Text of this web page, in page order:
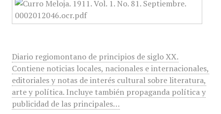
Diario regiomontano de principios de siglo XX.
Contiene noticias locales, nacionales e internacionales,
editoriales y notas de interés cultural sobre literatura,
arte y política. Incluye también propaganda política y
publicidad de las principales…